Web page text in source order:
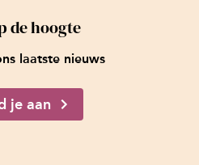
de hoogte
laatste nieuws
je aan